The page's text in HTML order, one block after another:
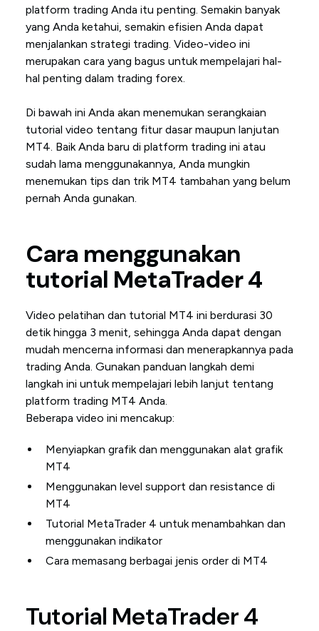
platform trading Anda itu penting. Semakin banyak
yang Anda ketahui, semakin efisien Anda dapat
menjalankan strategi trading. Video-video ini
merupakan cara yang bagus untuk mempelajari hal-
hal penting dalam trading forex.
Di bawah ini Anda akan menemukan serangkaian
tutorial video tentang fitur dasar maupun lanjutan
MT4. Baik Anda baru di platform trading ini atau
sudah lama menggunakannya, Anda mungkin
menemukan tips dan trik MT4 tambahan yang belum
pernah Anda gunakan.
Cara menggunakan
tutorial MetaTrader 4
Video pelatihan dan tutorial MT4 ini berdurasi 30
detik hingga 3 menit, sehingga Anda dapat dengan
mudah mencerna informasi dan menerapkannya pada
trading Anda. Gunakan panduan langkah demi
langkah ini untuk mempelajari lebih lanjut tentang
platform trading MT4 Anda.
Beberapa video ini mencakup:
Menyiapkan grafik dan menggunakan alat grafik
MT4
Menggunakan level support dan resistance di
MT4
Tutorial MetaTrader 4 untuk menambahkan dan
menggunakan indikator
Cara memasang berbagai jenis order di MT4
Tutorial MetaTrader 4